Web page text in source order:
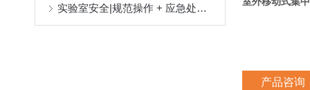
实验室安全|规范操作 + 应急处置指南
产品咨询